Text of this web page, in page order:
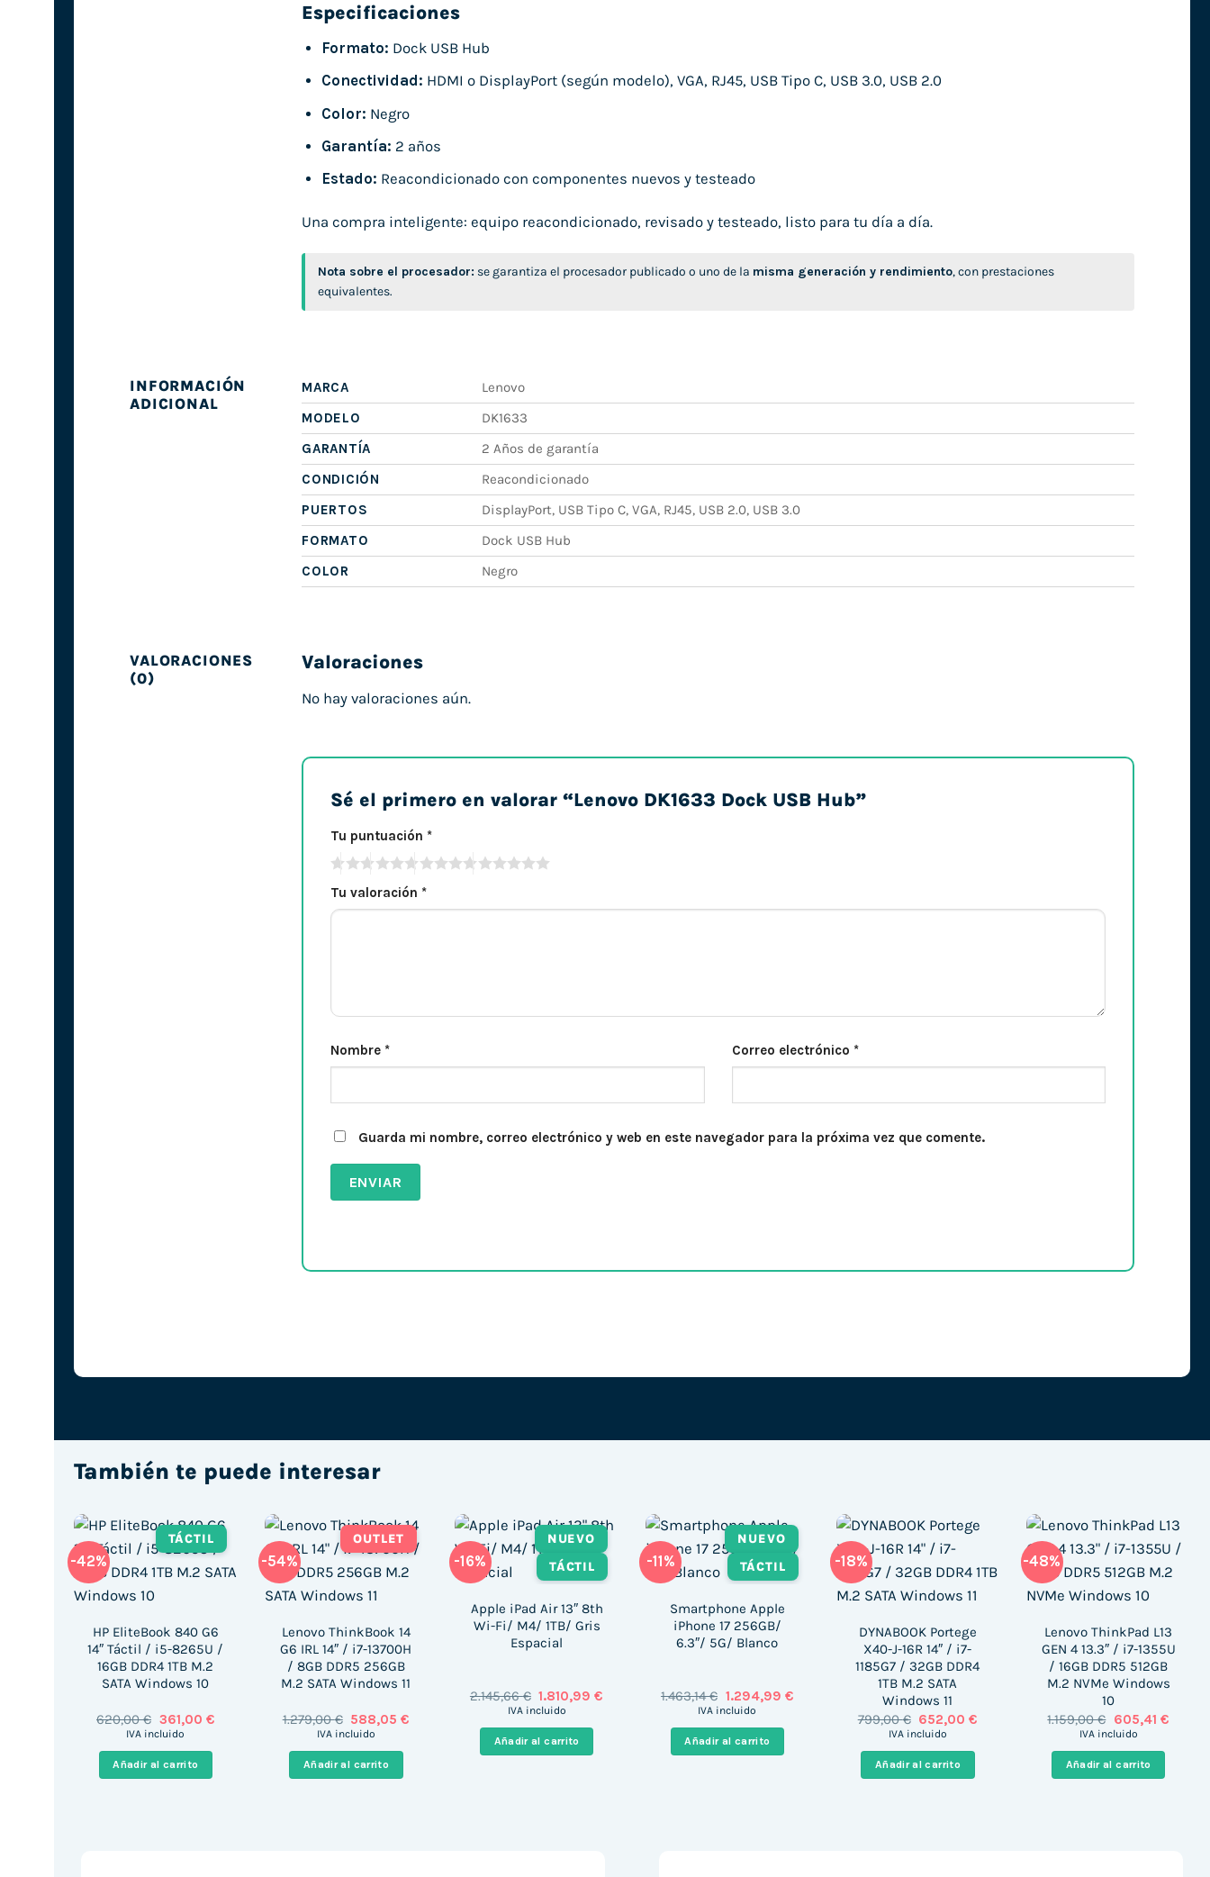
Especificaciones
Formato: Dock USB Hub
Conectividad: HDMI o DisplayPort (según modelo), VGA, RJ45, USB Tipo C, USB 3.0, USB 2.0
Color: Negro
Garantía: 2 años
Estado: Reacondicionado con componentes nuevos y testeado
Una compra inteligente: equipo reacondicionado, revisado y testeado, listo para tu día a día.
Nota sobre el procesador: se garantiza el procesador publicado o uno de la misma generación y rendimiento, con prestaciones
equivalentes.
INFORMACIÓN
ADICIONAL
MARCA
Lenovo
MODELO
DK1633
GARANTÍA
2 Años de garantía
CONDICIÓN
Reacondicionado
PUERTOS
DisplayPort, USB Tipo C, VGA, RJ45, USB 2.0, USB 3.0
FORMATO
Dock USB Hub
COLOR
Negro
VALORACIONES
(0)
Valoraciones
No hay valoraciones aún.
Sé el primero en valorar “Lenovo DK1633 Dock USB Hub”
Tu puntuación *
Tu valoración *
Nombre * Correo electrónico *
Guarda mi nombre, correo electrónico y web en este navegador para la próxima vez que comente.
También te puede interesar
-42%
TÁCTIL
HP EliteBook 840 G6
14″ Táctil / i5-8265U /
16GB DDR4 1TB M.2
SATA Windows 10
620,00€ El
precio
era:
620,00 €.
361,00 €El
IVA incluido
Añadir al carrito
-54%
OUTLET
Lenovo ThinkBook 14
G6 IRL 14″ / i7-13700H
/ 8GB DDR5 256GB
M.2 SATA Windows 11
1.279,00€ El
precio
era:
1.279,00 €.
588,05€
IVA incluido
Añadir al carrito
-16%
NUEVO
TÁCTIL
Apple iPad Air 13″ 8th
Wi-Fi/ M4/ 1TB/ Gris
Espacial
2.145,66€ El
precio
era:
2.145,66 €.
1.810,99€
IVA incluido
Añadir al carrito
-11%
NUEVO
TÁCTIL
Smartphone Apple
iPhone 17 256GB/
6.3″/ 5G/ Blanco
1.463,14€ El
precio
era:
1.463,14 €.
1.294,99 €El
IVA incluido
Añadir al carrito
-18%
DYNABOOK Portege
X40-J-16R 14″ / i7-
1185G7 / 32GB DDR4
1TB M.2 SATA
Windows 11
799,00€ El
precio
era:
799,00 €.
652,00€
IVA incluido
Añadir al carrito
-48%
Lenovo ThinkPad L13
GEN 4 13.3″ / i7-1355U
/ 16GB DDR5 512GB
M.2 NVMe Windows
10
1.159,00€ El
precio
era:
1.159,00 €.
605,41 €El
IVA incluido
Añadir al carrito